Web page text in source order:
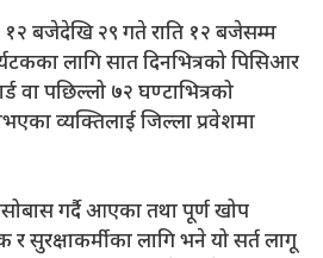
बजेदेखि २९ गते राति १२ बजेसम्म
लागि सात दिनभित्रको पिसिआर
वा पछिल्लो ७२ घण्टाभित्रको
व्यक्तिलाई जिल्ला प्रवेशमा
गर्दै आएका तथा पूर्ण खोप
र सुरक्षाकर्मीका लागि भने यो सर्त लागू